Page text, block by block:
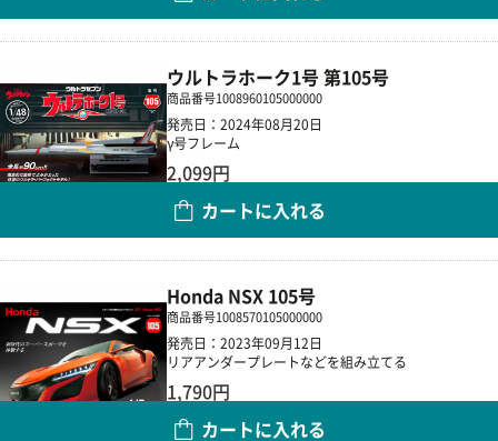
ウルトラホーク1号 第105号
商品番号1008960105000000
発売日：2024年08月20日
γ号フレーム
2,099円
カートに入れる
Honda NSX 105号
商品番号1008570105000000
発売日：2023年09月12日
リアアンダープレートなどを組み立てる
1,790円
カートに入れる